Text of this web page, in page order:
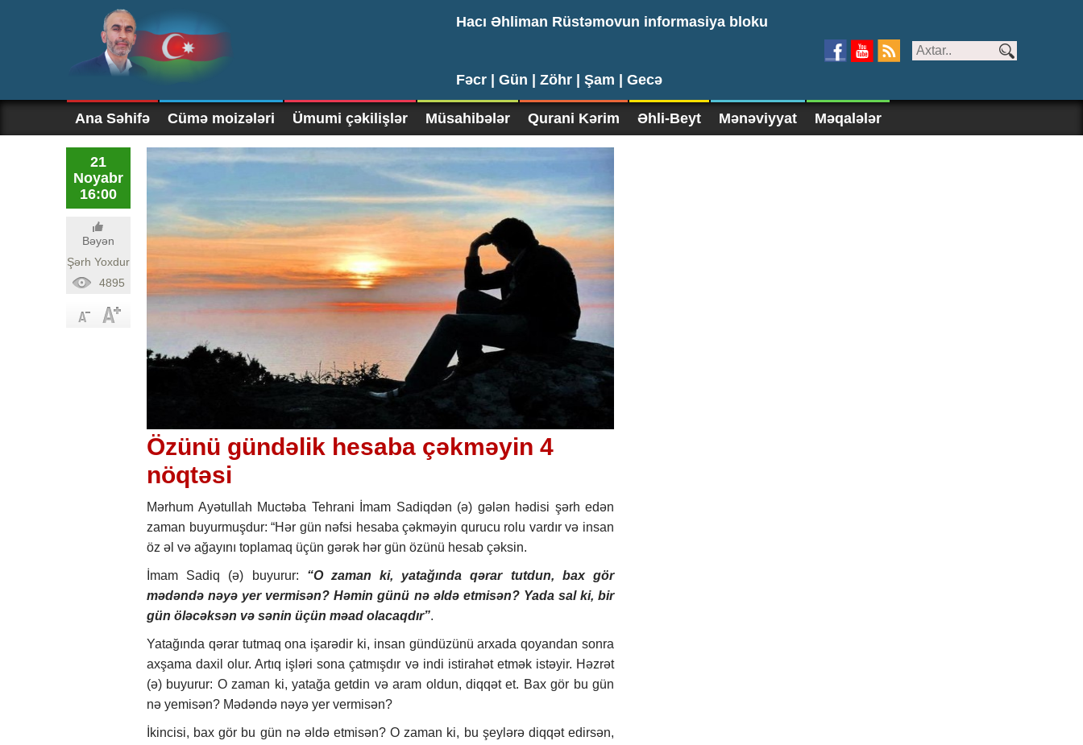
Hacı Əhliman Rüstəmovun informasiya bloku
Fəcr | Gün | Zöhr | Şam | Gecə
Ana Səhifə Cümə moizələri Ümumi çəkilişlər Müsahibələr Qurani Kərim Əhli-Beyt Mənəviyyat Məqalələr
21
Noyabr
16:00
Bəyən
Şərh Yoxdur
4895
Özünü gündəlik hesaba çəkməyin 4
nöqtəsi
Mərhum Ayətullah Muctəba Tehrani İmam Sadiqdən (ə) gələn hədisi şərh edən
zaman buyurmuşdur: “Hər gün nəfsi hesaba çəkməyin qurucu rolu vardır və insan
öz əl və ağayını toplamaq üçün gərək hər gün özünü hesab çəksin.
İmam Sadiq (ə) buyurur: “O zaman ki, yatağında qərar tutdun, bax gör
mədəndə nəyə yer vermisən? Həmin günü nə əldə etmisən? Yada sal ki, bir
gün öləcəksən və sənin üçün məad olacaqdır”.
Yatağında qərar tutmaq ona işarədir ki, insan gündüzünü arxada qoyandan sonra
axşama daxil olur. Artıq işləri sona çatmışdır və indi istirahət etmək istəyir. Həzrət
(ə) buyurur: O zaman ki, yatağa getdin və aram oldun, diqqət et. Bax gör bu gün
nə yemisən? Mədəndə nəyə yer vermisən?
İkincisi, bax gör bu gün nə əldə etmisən? O zaman ki, bu şeylərə diqqət edirsən,